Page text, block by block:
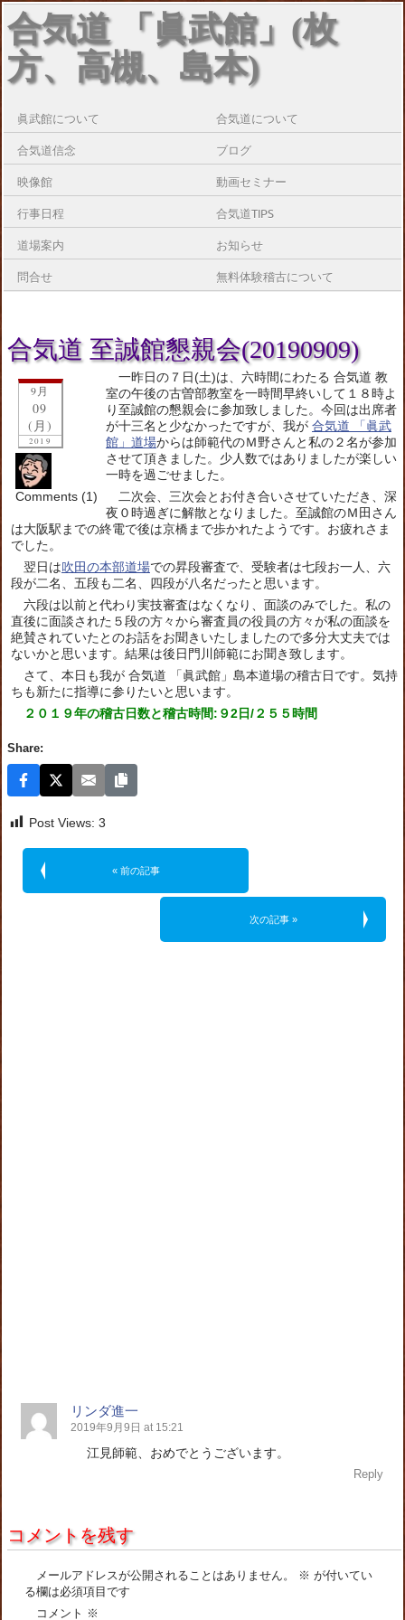
合気道 「眞武館」(枚
方、高槻、島本)
眞武館について 合気道について
合気道信念 ブログ
映像館 動画セミナー
行事日程 合気道TIPS
道場案内 お知らせ
問合せ 無料体験稽古について
合気道 至誠館懇親会(20190909)
9月
09
(月)
2019
Comments (1)
一昨日の７日(土)は、六時間にわたる 合気道 教
室の午後の古曽部教室を一時間早終いして１８時よ
り至誠館の懇親会に参加致しました。今回は出席者
が十三名と少なかったですが、我が 合気道 「眞武
館」道場からは師範代のＭ野さんと私の２名が参加
させて頂きました。少人数ではありましたが楽しい
一時を過ごせました。
二次会、三次会とお付き合いさせていただき、深
夜０時過ぎに解散となりました。至誠館のＭ田さん
は大阪駅までの終電で後は京橋まで歩かれたようです。お疲れさま
でした。
翌日は吹田の本部道場での昇段審査で、受験者は七段お一人、六
段が二名、五段も二名、四段が八名だったと思います。
六段は以前と代わり実技審査はなくなり、面談のみでした。私の
直後に面談された５段の方々から審査員の役員の方々が私の面談を
絶賛されていたとのお話をお聞きいたしましたので多分大丈夫では
ないかと思います。結果は後日門川師範にお聞き致します。
さて、本日も我が 合気道 「眞武館」島本道場の稽古日です。気持
ちも新たに指導に参りたいと思います。
２０１９年の稽古日数と稽古時間:９2日/２５５時間
Share:
Post Views: 3
« 前の記事
次の記事 »
リンダ進一
2019年9月9日 at 15:21
江見師範、おめでとうございます。
Reply
コメントを残す
メールアドレスが公開されることはありません。 ※ が付いてい
る欄は必須項目です
コメント ※